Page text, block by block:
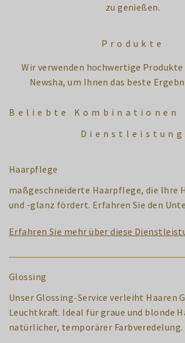
zu genießen.
Produkte
Wir verwenden hochwertige Produkte
Newsha, um Ihnen das beste
Beliebte Kombinationen
Dienstleistung
Haarpflege
maßgeschneiderte Haarpflege, die Ihre
und -glanz fördert. Erfahren Sie den
Erfahren Sie mehr über diese
Glossing
Unser Glossing-Service verleiht Haaren
Leuchtkraft. Ideal für graue und blonde
natürlicher, temporärer Farbveredelung.